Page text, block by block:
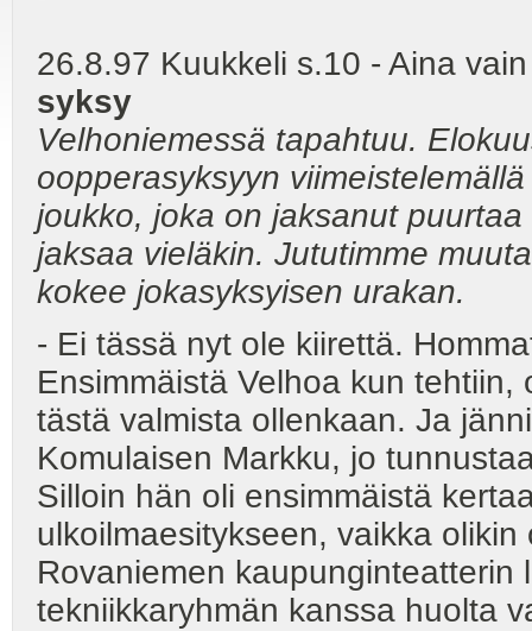
26.8.97 Kuukkeli s.10 - Aina
syksy
Velhoniemessä tapahtuu.
oopperasyksyyn
joukko, joka on jaksanut
jaksaa vieläkin. Jututimme
kokee jokasyksyisen urakan.
- Ei tässä nyt ole kiirettä.
Ensimmäistä Velhoa kun
tästä valmista ollenkaan. Ja
Komulaisen Markku, jo
Silloin hän oli ensimmäistä
ulkoilmaesitykseen, vaikka
Rovaniemen kaupunginteatterin
tekniikkaryhmän kanssa huolta